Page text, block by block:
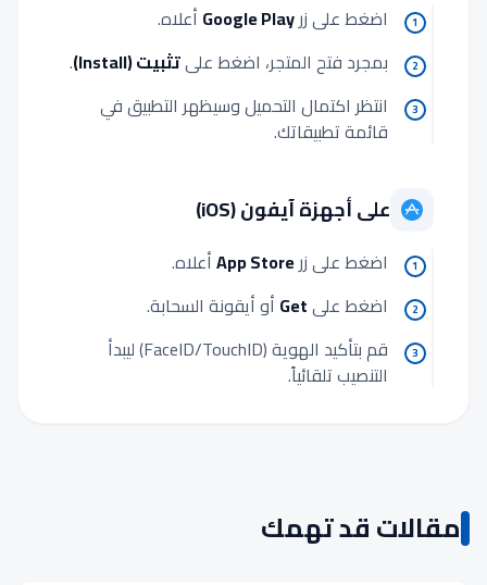
1 اضغط على زرGoogle Play أعلاه.
2 بمجرد فتح المتجر، اضغط علىتثبيت (Install) .
3
انتظر اكتمال التحميل وسيظهر التطبيق في
قائمة تطبيقاتك.
على أجهزة آيفون (iOS)
1 اضغط على زرApp Storeأعلاه.
2 اضغط علىGet أو أيقونة السحابة.
3
قم بتأكيد الهوية (FaceID/TouchID) ليبدأ
التنصيب تلقائياً.
مقالات قد تهمك